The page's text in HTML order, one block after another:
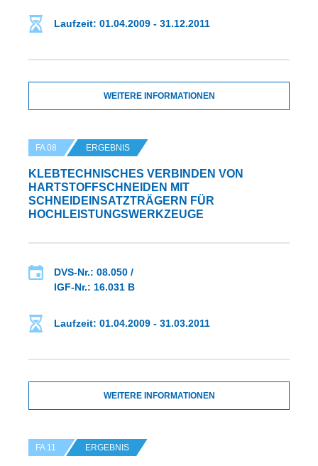
Laufzeit: 01.04.2009 - 31.12.2011
WEITERE INFORMATIONEN
FA 08 ERGEBNIS
KLEBTECHNISCHES VERBINDEN VON
HARTSTOFFSCHNEIDEN MIT
SCHNEIDEINSATZTRÄGERN FÜR
HOCHLEISTUNGSWERKZEUGE
DVS-Nr.: 08.050 /
IGF-Nr.: 16.031 B
Laufzeit: 01.04.2009 - 31.03.2011
WEITERE INFORMATIONEN
FA 11 ERGEBNIS